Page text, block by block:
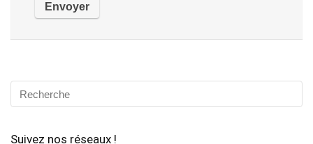
Suivez nos réseaux !